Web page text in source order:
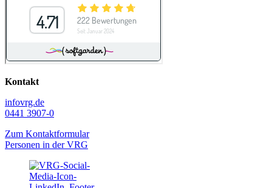
Kontakt
infovrg.de
0441 3907-0
Zum Kontaktformular
Personen in der VRG